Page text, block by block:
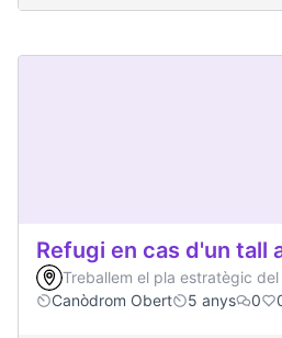
Refugi en cas d'un tall
Treballem el pla estratègic del
Canòdrom Obert
5 anys 0